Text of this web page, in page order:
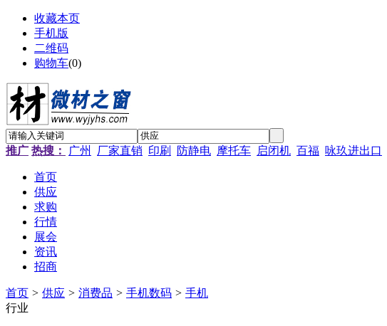
收藏本页
手机版
二维码
购物车(0)
推广 热搜： 广州 厂家直销 印刷 防静电 摩托车 启闭机 百福 咏玖进出口
首页
供应
求购
行情
展会
资讯
招商
首页 > 供应 > 消费品 > 手机数码 > 手机
行业